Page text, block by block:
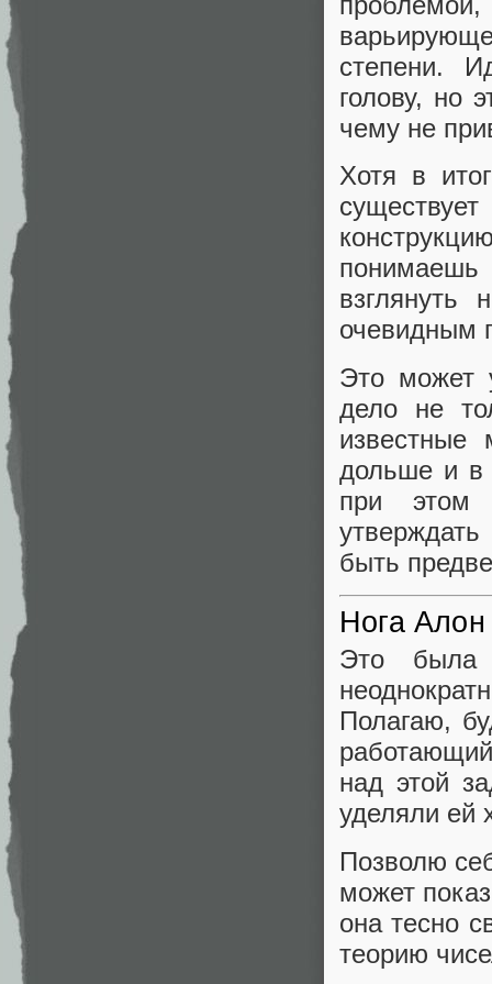
степени.
голову, но
чему не
Хотя в
взглянуть
очевидным
Это может
дело не
дольше и в
при этом
быть
Нога Алон
Это
Полагаю,
над этой
уделяли ей
Позволю
может
она тесно
теорию